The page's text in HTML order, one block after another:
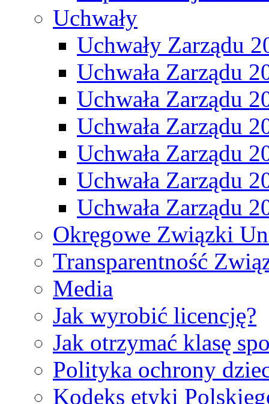
Uchwały
Uchwały Zarządu
Uchwała Zarządu
Uchwała Zarządu
Uchwała Zarządu
Uchwała Zarządu
Uchwała Zarządu
Uchwała Zarządu
Okręgowe Związki
Transparentność
Media
Jak wyrobić licencję?
Jak otrzymać klasę
Polityka ochrony
Kodeks etyki